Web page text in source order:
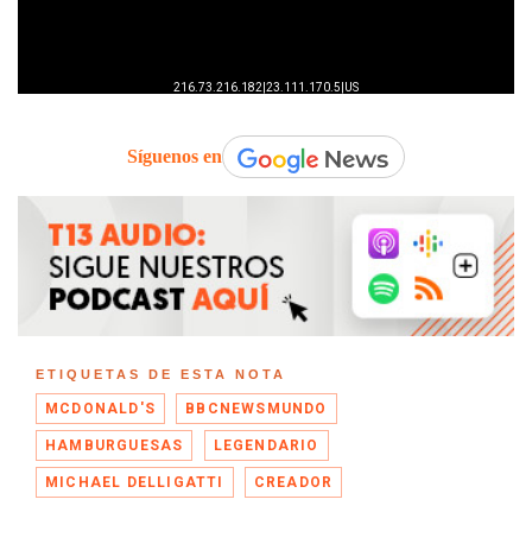
Síguenos en
ETIQUETAS DE ESTA NOTA
MCDONALD'S BBCNEWSMUNDO
HAMBURGUESAS LEGENDARIO
MICHAEL DELLIGATTI CREADOR